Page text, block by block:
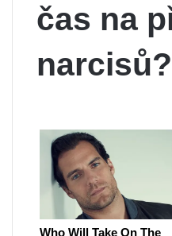
čas na
narcisů?